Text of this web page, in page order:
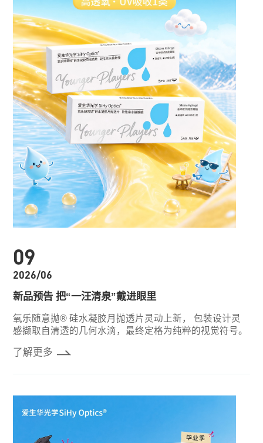
09
2026/06
新品预告 把“一汪清泉”戴进眼里
氧乐随意抛® 硅水凝胶月抛透片灵动上新， 包装设计灵
感撷取自清透的几何水滴，最终定格为纯粹的视觉符号。
了解更多